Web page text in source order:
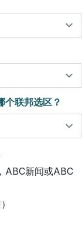
联邦选区？
ABC新闻或ABC